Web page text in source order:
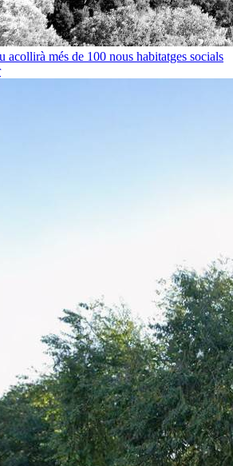
acollirà més de 100 nous habitatges socials